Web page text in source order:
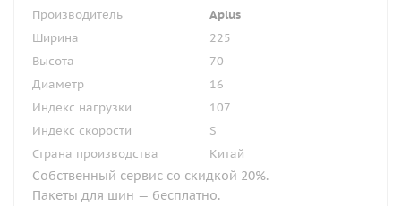
Производитель
Aplus
Ширина
225
Высота
70
Диаметр
16
Индекс нагрузки
107
Индекс скорости
S
Страна производства
Китай
Собственный сервис со скидкой 20%.
Пакеты для шин — бесплатно.